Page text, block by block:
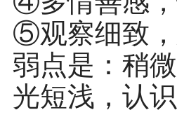
⑤观察细致
弱点是：稍
光短浅，认